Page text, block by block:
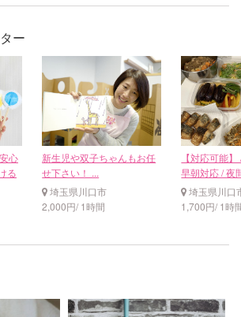
ー
心
る
新生児や双子ちゃんもお任
せ下さい！ ...
埼玉県川口市
2,000円/ 1時間
【対応可能
早朝対応 / 夜
埼玉県川口
1,700円/ 1時